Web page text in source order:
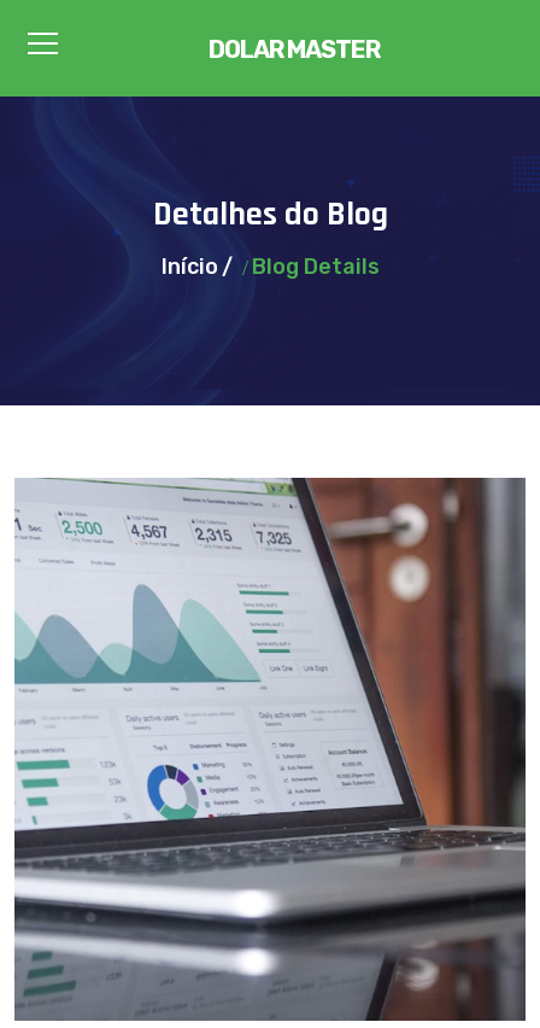
DOLAR MASTER
Detalhes do Blog
Início Blog Details